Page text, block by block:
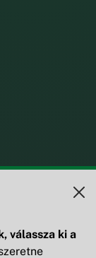
válassza ki a